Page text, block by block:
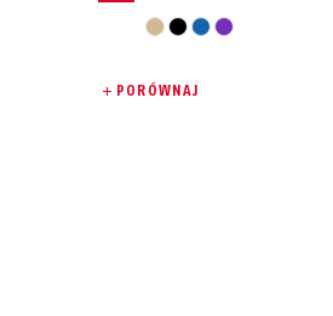
beżczarny
niebieski
fiolet
PORÓWNAJ